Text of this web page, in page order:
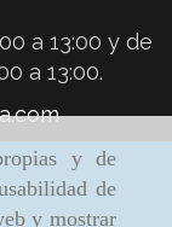
y de
de
y mostrar
a 13:00 y de
a 13:00.